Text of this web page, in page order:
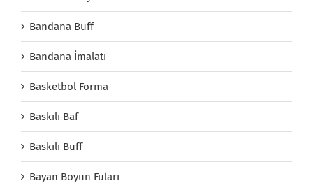
Bandana Buff
Bandana İmalatı
Basketbol Forma
Baskılı Baf
Baskılı Buff
Bayan Boyun Fuları